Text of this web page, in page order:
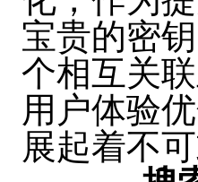
宝贵的密
个相互关
用户体验
展起着不